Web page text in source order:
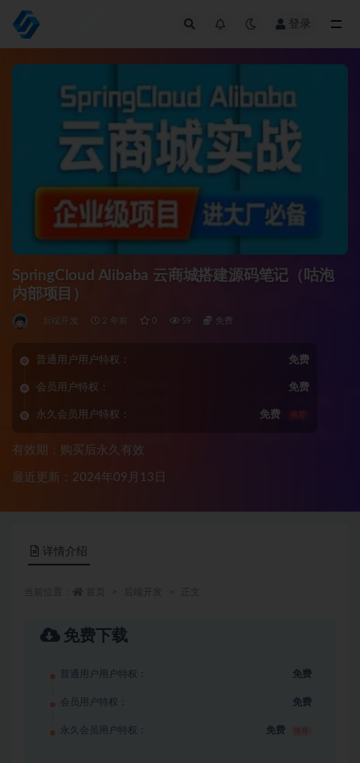
登录
SpringCloud Alibaba 云商城搭建源码笔记（咕泡
内部项目）
后端开发 2 年前 0 59 免费
普通用户用户特权： 免费
会员用户特权： 免费
永久会员用户特权： 免费 推荐
有效期：购买后永久有效
最近更新：2024年09月13日
详情介绍
免费下载
普通用户用户特权： 免费
会员用户特权： 免费
永久会员用户特权： 免费